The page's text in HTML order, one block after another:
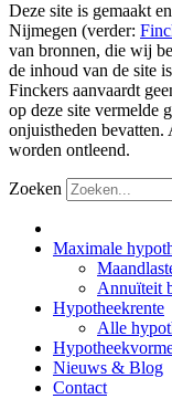
Deze site is gemaakt
Nijmegen (verder:
van bronnen, die wij
de inhoud van de site
Finckers aanvaardt
op deze site vermelde
onjuistheden bevatten.
worden ontleend.
Zoeken
Maximale
Annuïteit
Hypotheekrente
Alle
Nieuws & Blog
Contact